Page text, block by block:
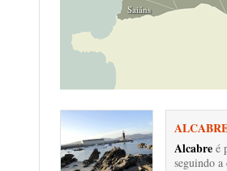
Saiáns
Alcabre é
seguindo a